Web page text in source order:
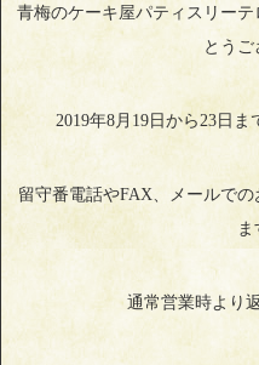
青梅のケーキ屋パティスリー
とうご
2019年8月19日から23日
留守番電話やFAX、メールで
ま
通常営業時より